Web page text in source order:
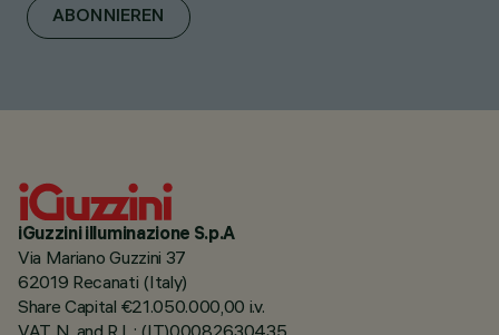
ABONNIEREN
iGuzzini illuminazione S.p.A
Via Mariano Guzzini 37
62019 Recanati (Italy)
Share Capital €21.050.000,00 i.v.
VAT N. and R.I. : (IT)00082630435